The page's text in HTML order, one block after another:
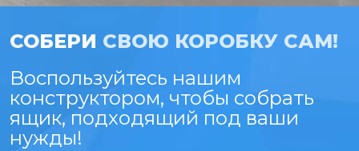
СОБЕРИ СВОЮ КОРОБКУ САМ!
Воспользуйтесь нашим
конструктором, чтобы собрать
ящик, подходящий под ваши
нужды!